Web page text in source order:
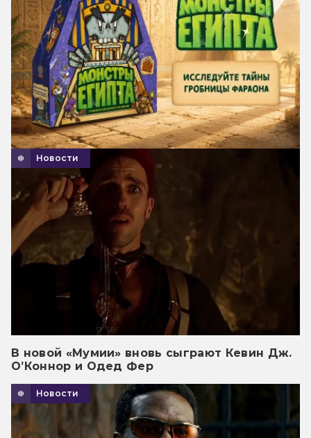
Новости
В новой «Мумии» вновь сыграют Кевин Дж.
О’Коннор и Одед Фер
Новости